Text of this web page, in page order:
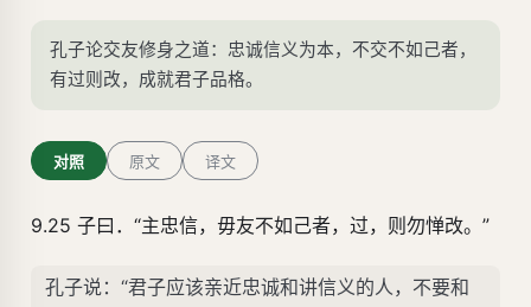
孔子论交友修身之道：忠诚信义为本，不交不如己者，
有过则改，成就君子品格。
对照 原文 译文
9.25 子曰．“主忠信，毋友不如己者，过，则勿惮改。”
孔子说：“君子应该亲近忠诚和讲信义的人，不要和